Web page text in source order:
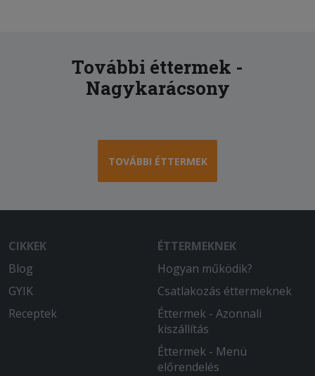
van. Köszönjük!
2026-05-21 - :
2026-03-09 - Szabina:
Időben érkezett. Meleg volt, és finom.
Az étterem a kiszállìtásnál elrontotta a
rendelésünket. Egy jó pizzát és egy
rossz pizzát kaptunk. Utólag meg
További éttermek -
Nagykarácsony
TOVÁBBI ÉTTERMEK
CIKKEK
Blog
GYIK
Receptek
ÉTTERMEKNEK
Hogyan működik?
Csatlakozás éttermeknek
Éttermek - Azonnali
kiszállítás
Éttermek - Menü
előrendelés